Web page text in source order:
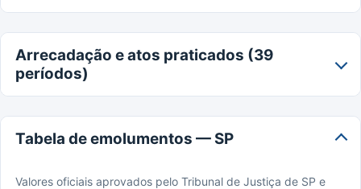
Arrecadação e atos praticados (39
períodos)
Tabela de emolumentos — SP
Valores oficiais aprovados pelo Tribunal de Justiça de SP e